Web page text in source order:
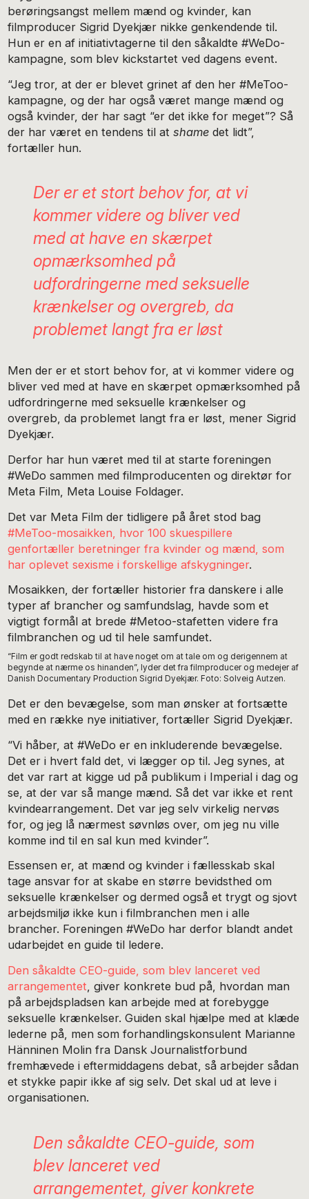
berøringsangst mellem mænd og kvinder, kan
filmproducer Sigrid Dyekjær nikke genkendende til.
Hun er en af initiativtagerne til den såkaldte #WeDo-
kampagne, som blev kickstartet ved dagens event.
“Jeg tror, at der er blevet grinet af den her #MeToo-
kampagne, og der har også været mange mænd og
også kvinder, der har sagt “er det ikke for meget”? Så
der har været en tendens til atshamedet lidt”,
fortæller hun.
Der er et stort behov for, at vi
kommer videre og bliver ved
med at have en skærpet
opmærksomhed på
udfordringerne med seksuelle
krænkelser og overgreb, da
problemet langt fra er løst
Men der er et stort behov for, at vi kommer videre og
bliver ved med at have en skærpet opmærksomhed på
udfordringerne med seksuelle krænkelser og
overgreb, da problemet langt fra er løst, mener Sigrid
Dyekjær.
Derfor har hun været med til at starte foreningen
#WeDo sammen med filmproducenten og direktør for
Meta Film, Meta Louise Foldager.
Det var Meta Film der tidligere på året stod bag
#MeToo-mosaikken, hvor 100 skuespillere
genfortæller beretninger fra kvinder og mænd, som
har oplevet sexisme i forskellige afskygninger.
Mosaikken, der fortæller historier fra danskere i alle
typer af brancher og samfundslag, havde som et
vigtigt formål at brede #Metoo-stafetten videre fra
filmbranchen og ud til hele samfundet.
“Film er godt redskab til at have noget om at tale om og derigennem at
begynde at nærme os hinanden”, lyder det fra filmproducer og medejer af
Danish Documentary Production Sigrid Dyekjær. Foto: Solveig Autzen.
Det er den bevægelse, som man ønsker at fortsætte
med en række nye initiativer, fortæller Sigrid Dyekjær.
“Vi håber, at #WeDo er en inkluderende bevægelse.
Det er i hvert fald det, vi lægger op til. Jeg synes, at
det var rart at kigge ud på publikum i Imperial i dag og
se, at der var så mange mænd. Så det var ikke et rent
kvindearrangement. Det var jeg selv virkelig nervøs
for, og jeg lå nærmest søvnløs over, om jeg nu ville
komme ind til en sal kun med kvinder”.
Essensen er, at mænd og kvinder i fællesskab skal
tage ansvar for at skabe en større bevidsthed om
seksuelle krænkelser og dermed også et trygt og sjovt
arbejdsmiljø ikke kun i filmbranchen men i alle
brancher. Foreningen #WeDo har derfor blandt andet
udarbejdet en guide til ledere.
Den såkaldte CEO-guide, som blev lanceret ved
arrangementet , giver konkrete bud på, hvordan man
på arbejdspladsen kan arbejde med at forebygge
seksuelle krænkelser. Guiden skal hjælpe med at klæde
lederne på, men som forhandlingskonsulent Marianne
Hänninen Molin fra Dansk Journalistforbund
fremhævede i eftermiddagens debat, så arbejder sådan
et stykke papir ikke af sig selv. Det skal ud at leve i
organisationen.
Den såkaldte CEO-guide, som
blev lanceret ved
arrangementet, giver konkrete